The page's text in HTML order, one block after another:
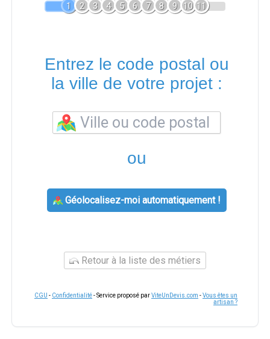
1 2 3 4 5 6 7 8 9 10 11
Entrez le code postal ou
la ville de votre projet :
ou
Géolocalisez-moi automatiquement !
Retour à la liste des métiers
CGU - Confidentialité- Service proposé parViteUnDevis.com -Vous êtes un
artisan ?